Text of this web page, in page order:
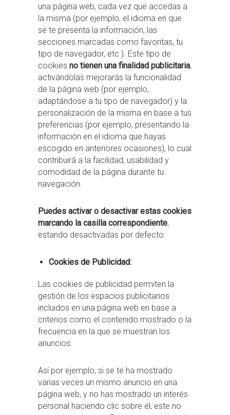
una página web, cada vez que accedas a
la misma (por ejemplo, el idioma en que
se te presenta la información, las
secciones marcadas como favoritas, tu
tipo de navegador, etc.). Este tipo de
cookies no tienen una finalidad publicitaria,
activándolas mejorarás la funcionalidad
de la página web (por ejemplo,
adaptándose a tu tipo de navegador) y la
personalización de la misma en base a tus
preferencias (por ejemplo, presentando la
información en el idioma que hayas
escogido en anteriores ocasiones), lo cual
contribuirá a la facilidad, usabilidad y
comodidad de la página durante tu
navegación.
Puedes activar o desactivar estas cookies
marcando la casilla correspondiente,
estando desactivadas por defecto.
Cookies de Publicidad:
Las cookies de publicidad permiten la
gestión de los espacios publicitarios
incluidos en una página web en base a
criterios como el contenido mostrado o la
frecuencia en la que se muestran los
anuncios.
Así por ejemplo, si se te ha mostrado
varias veces un mismo anuncio en una
página web, y no has mostrado un interés
personal haciendo clic sobre él, este no